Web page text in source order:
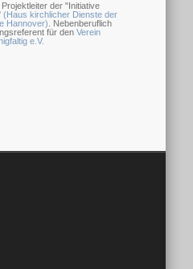
Projektleiter der "Initiative
(Haus kirchlicher Dienste der
Hannover) . Nebenberuflich
für den Verein
e.V.